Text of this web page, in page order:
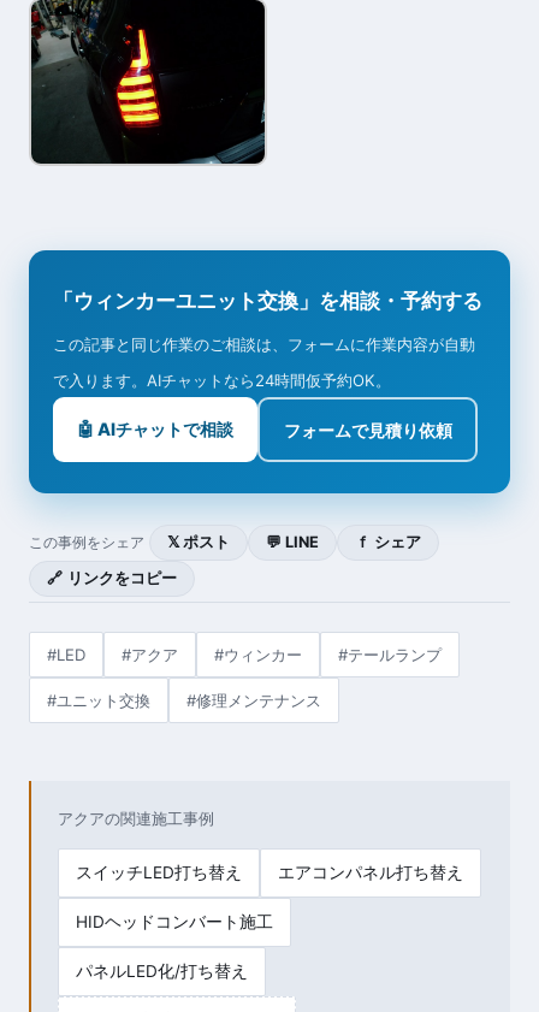
「ウィンカーユニット交換」を相談・予約する
この記事と同じ作業のご相談は、フォームに作業内容が自動
で入ります。AIチャットなら24時間仮予約OK。
🤖 AIチャットで相談 フォームで見積り依頼
この事例をシェア 𝕏 ポスト 💬 LINE
ｆ シェア
🔗 リンクをコピー
#LED #アクア #ウィンカー #テールランプ
#ユニット交換 #修理メンテナンス
アクアの関連施工事例
スイッチLED打ち替え エアコンパネル打ち替え
HIDヘッドコンバート施工
パネルLED化/打ち替え